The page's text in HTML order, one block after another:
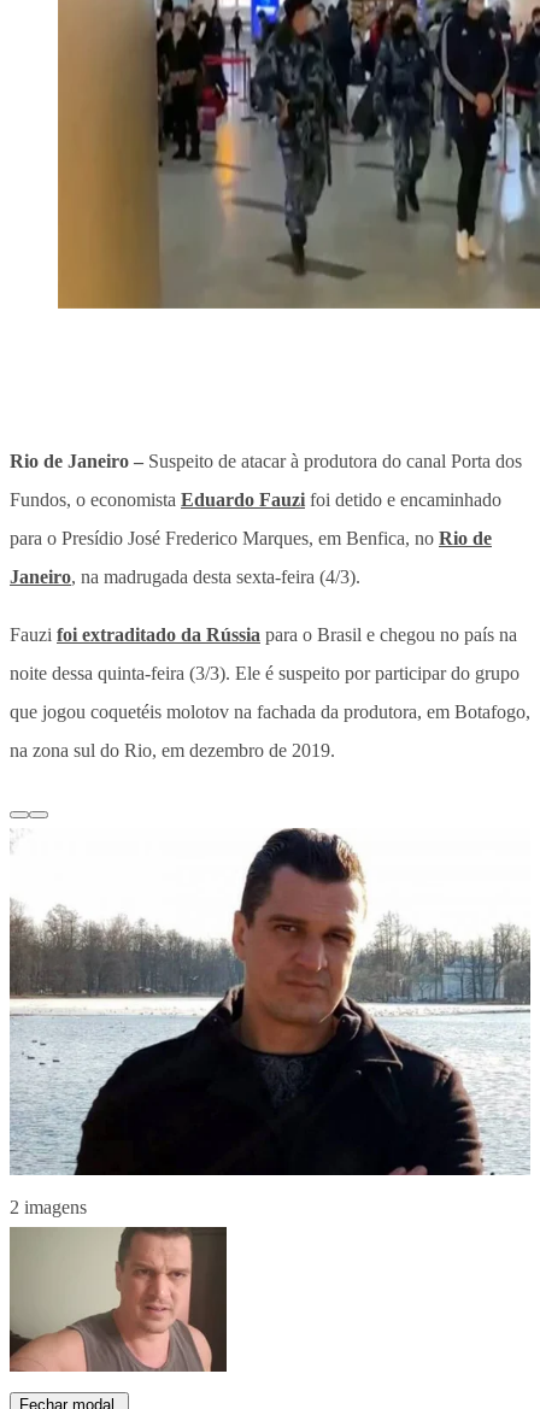
Rio de Janeiro – Suspeito de atacar à produtora do canal Porta dos
Fundos, o economista Eduardo Fauzi foi detido e encaminhado
para o Presídio José Frederico Marques, em Benfica, no Rio de
Janeiro, na madrugada desta sexta-feira (4/3).
Fauzi foi extraditado da Rússia para o Brasil e chegou no país na
noite dessa quinta-feira (3/3). Ele é suspeito por participar do grupo
que jogou coquetéis molotov na fachada da produtora, em Botafogo,
na zona sul do Rio, em dezembro de 2019.
2 imagens
Fechar modal.